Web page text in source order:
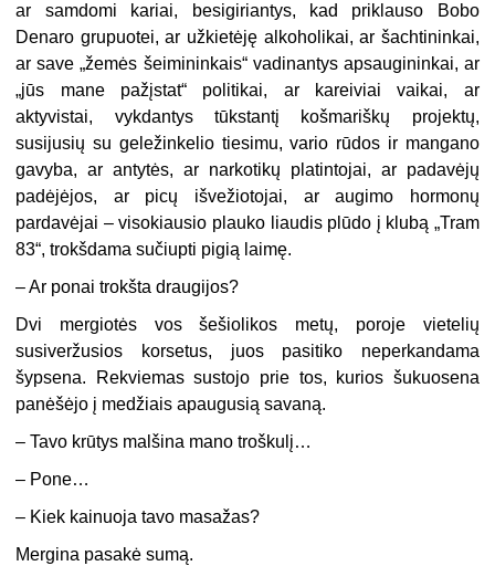
ar samdomi kariai, besigiriantys, kad priklauso Bobo
Denaro grupuotei, ar užkietėję alkoholikai, ar šachtininkai,
ar save „žemės šeimininkais“ vadinantys apsaugininkai, ar
„jūs mane pažįstat“ politikai, ar kareiviai vaikai, ar
aktyvistai, vykdantys tūkstantį košmariškų projektų,
susijusių su geležinkelio tiesimu, vario rūdos ir mangano
gavyba, ar antytės, ar narkotikų platintojai, ar padavėjų
padėjėjos, ar picų išvežiotojai, ar augimo hormonų
pardavėjai – visokiausio plauko liaudis plūdo į klubą „Tram
83“, trokšdama sučiupti pigią laimę.
– Ar ponai trokšta draugijos?
Dvi mergiotės vos šešiolikos metų, poroje vietelių
susiveržusios korsetus, juos pasitiko neperkandama
šypsena. Rekviemas sustojo prie tos, kurios šukuosena
panėšėjo į medžiais apaugusią savaną.
– Tavo krūtys malšina mano troškulį…
– Pone…
– Kiek kainuoja tavo masažas?
Mergina pasakė sumą.